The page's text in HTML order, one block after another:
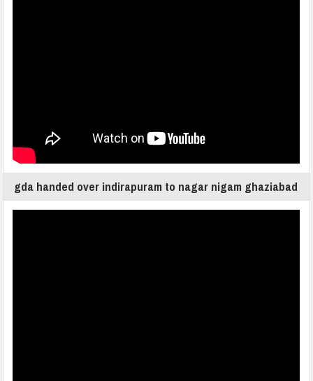
gda handed over indirapuram to nagar nigam ghaziabad